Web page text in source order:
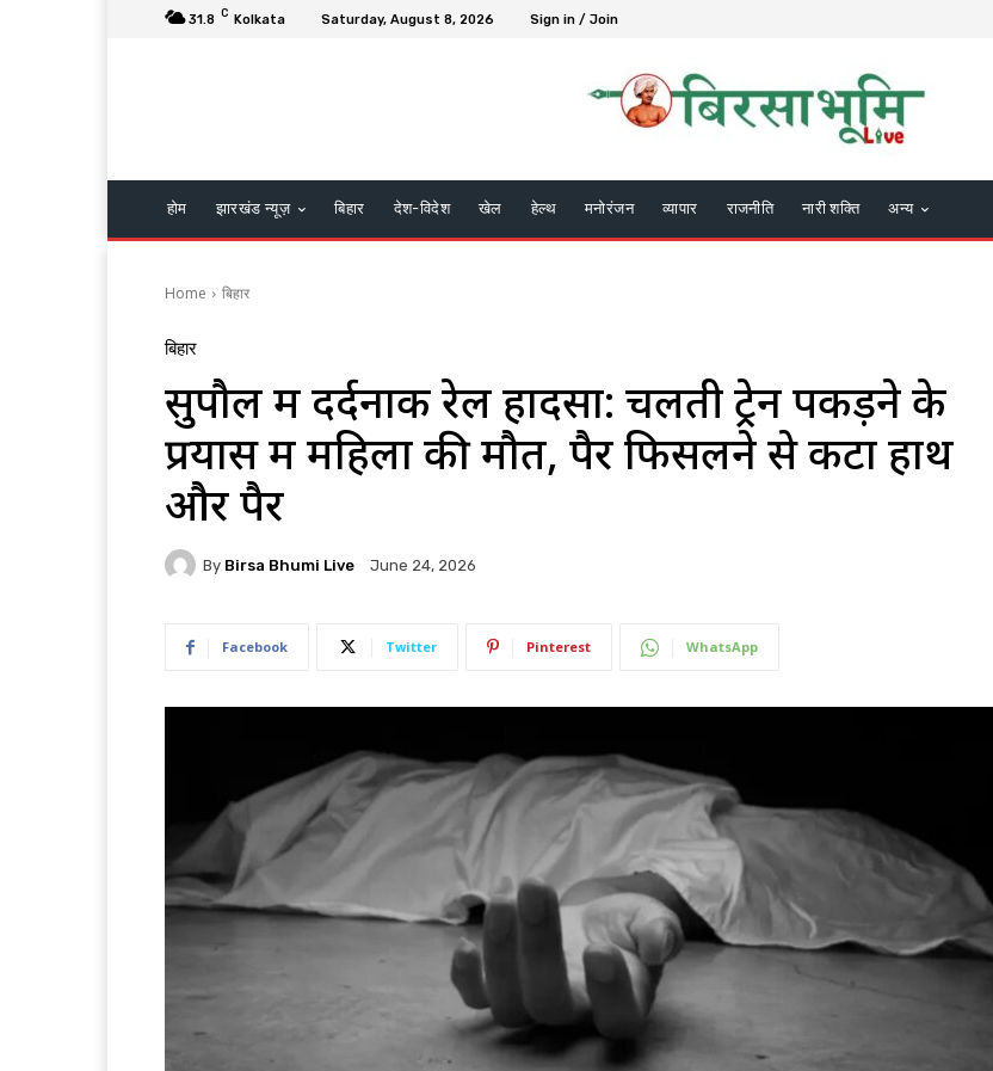
31.8 C Kolkata Saturday, August 8, 2026 Sign in / Join
होम झारखंड न्यूज़ बिहार देश-विदेश खेल हेल्थ मनोरंजन व्यापार राजनीति नारी शक्ति अन्य
Home बिहार
बिहार
सुपौल में दर्दनाक रेल हादसा: चलती ट्रेन पकड़ने के
प्रयास में महिला की मौत, पैर फिसलने से कटा हाथ
और पैर
By Birsa Bhumi Live June 24, 2026
Facebook Twitter Pinterest WhatsApp